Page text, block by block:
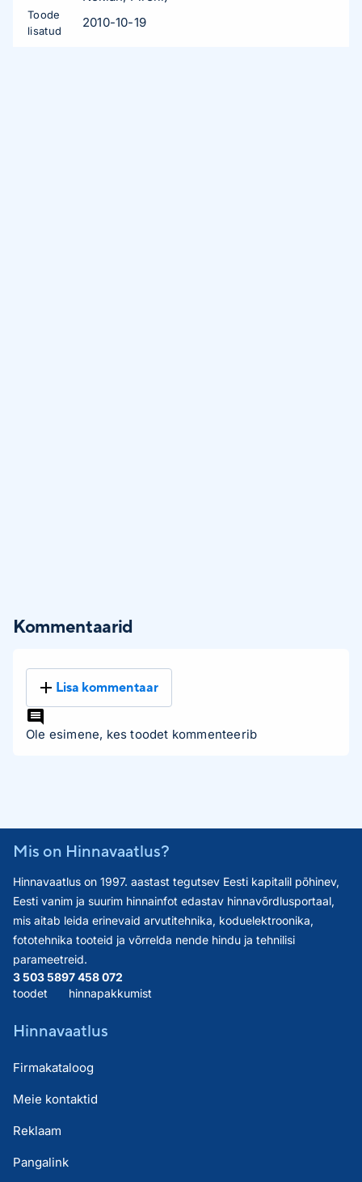
Toode
lisatud
2010-10-19
Kommentaarid
Lisa kommentaar
Ole esimene, kes toodet kommenteerib
Mis on Hinnavaatlus?
Hinnavaatlus on 1997. aastast tegutsev Eesti kapitalil põhinev,
Eesti vanim ja suurim hinnainfot edastav hinnavõrdlusportaal,
mis aitab leida erinevaid arvutitehnika, koduelektroonika,
fototehnika tooteid ja võrrelda nende hindu ja tehnilisi
parameetreid.
3 503 589
toodet
7 458 072
hinnapakkumist
Hinnavaatlus
Firmakataloog
Meie kontaktid
Reklaam
Pangalink